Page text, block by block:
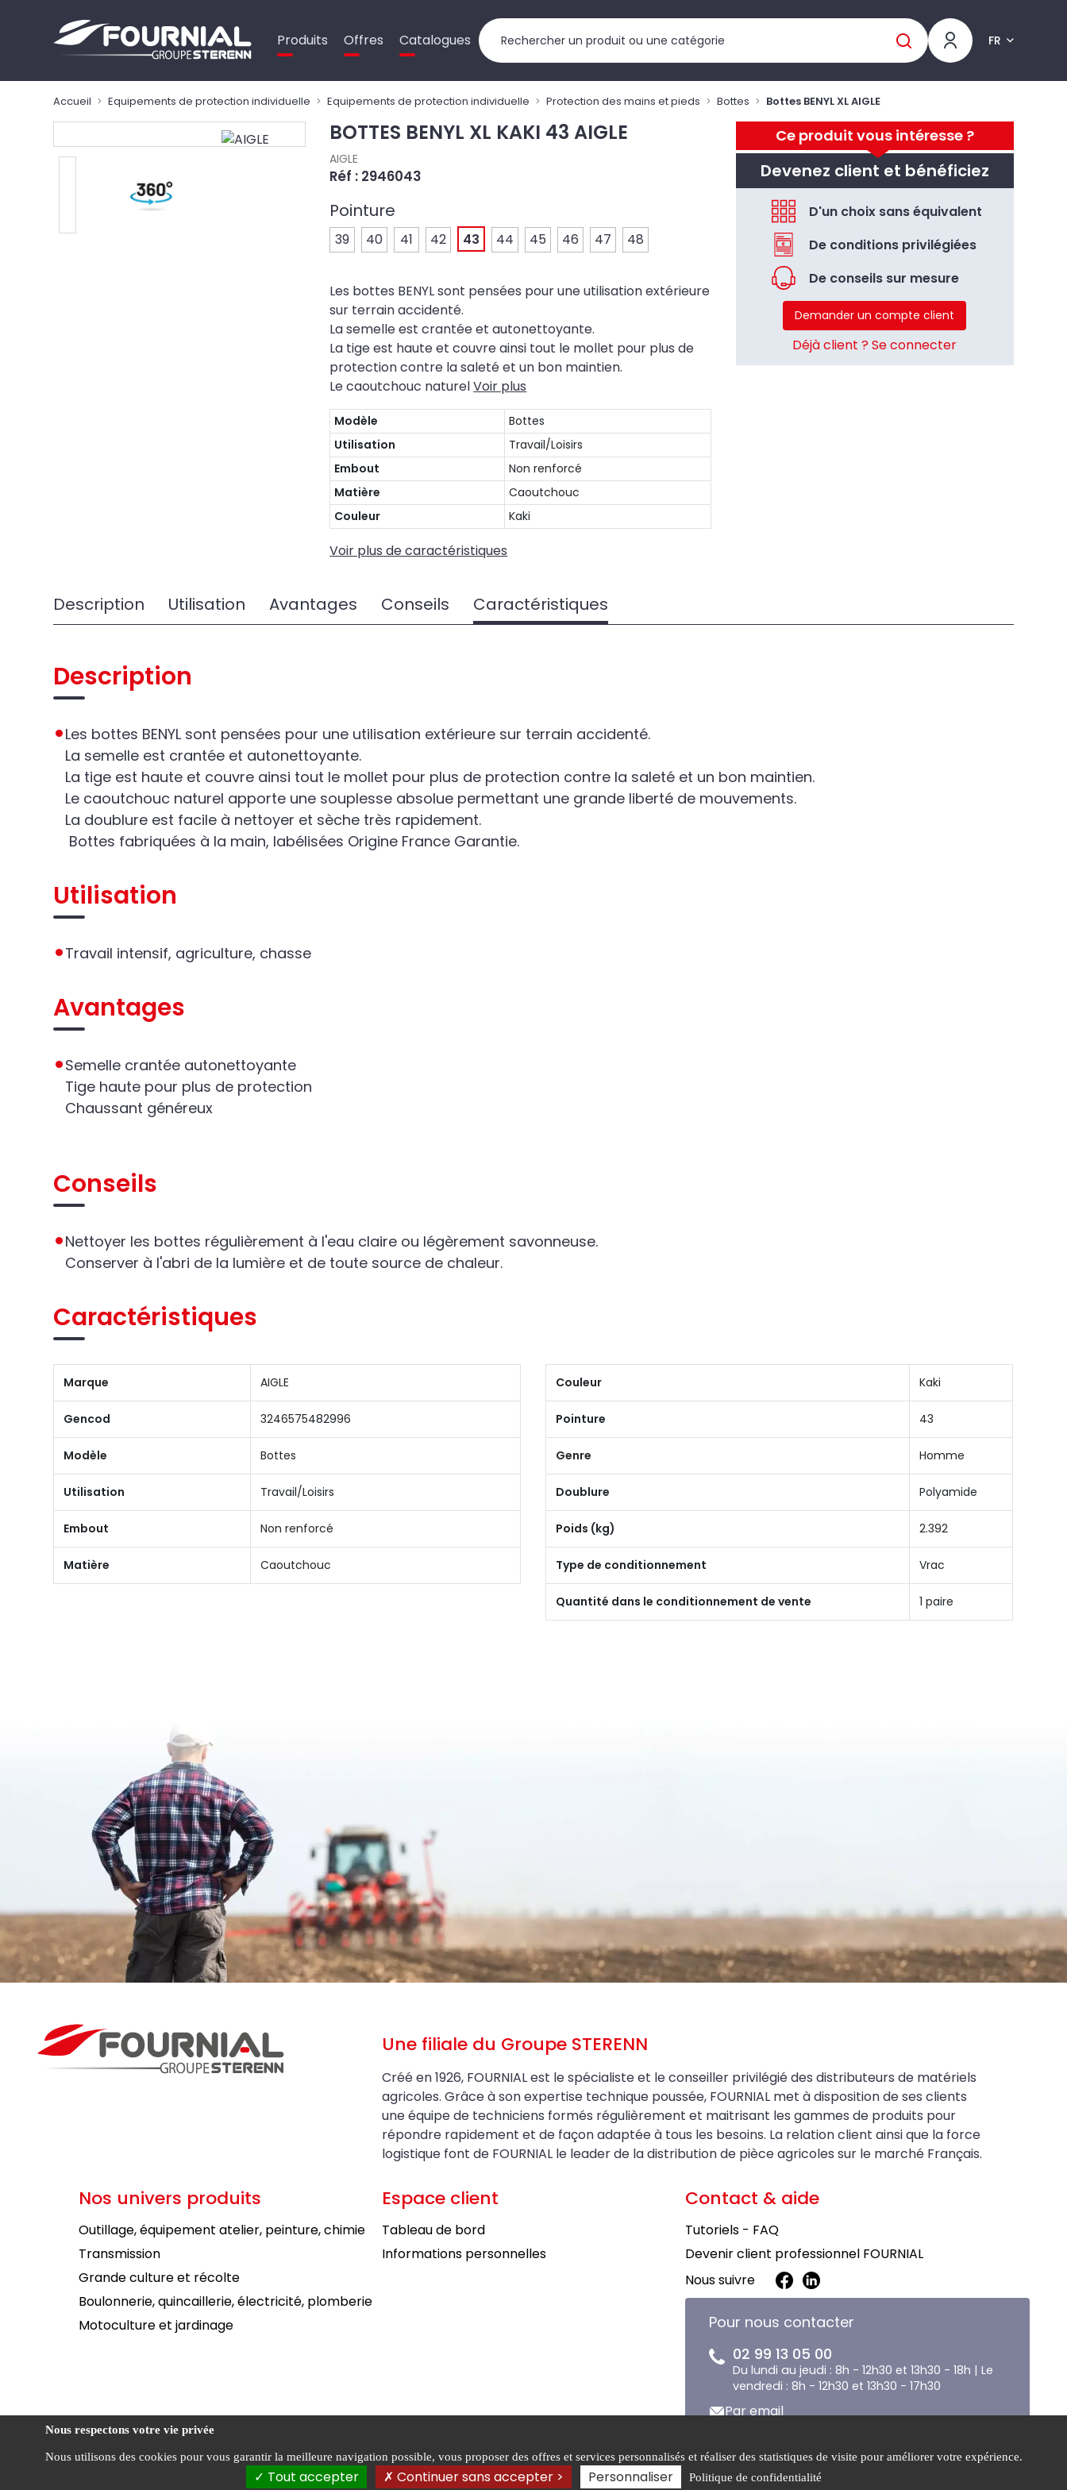
Produits Offres Catalogues FR
Accueil Equipements de protection individuelle Equipements de protection individuelle Protection des mains et pieds Bottes Bottes BENYL XL AIGLE
Ce produit vous intéresse ?
Devenez client et bénéficiez
D'un choix sans équivalent
De conditions privilégiées
De conseils sur mesure
Demander un compte client
Déjà client ? Se connecter
BOTTES BENYL XL KAKI 43 AIGLE
AIGLE
Réf : 2946043
Pointure
39 40 41 42 43 44 45 46 47 48
Les bottes BENYL sont pensées pour une utilisation extérieure
sur terrain accidenté.
La semelle est crantée et autonettoyante.
La tige est haute et couvre ainsi tout le mollet pour plus de
protection contre la saleté et un bon maintien.
Le caoutchouc naturelVoir plus
Modèle
Bottes
Utilisation
Travail/Loisirs
Embout
Non renforcé
Matière
Caoutchouc
Couleur
Kaki
Voir plus de caractéristiques
Description Utilisation Avantages Conseils Caractéristiques
Description
Les bottes BENYL sont pensées pour une utilisation extérieure sur terrain accidenté.
La semelle est crantée et autonettoyante.
La tige est haute et couvre ainsi tout le mollet pour plus de protection contre la saleté et un bon maintien.
Le caoutchouc naturel apporte une souplesse absolue permettant une grande liberté de mouvements.
La doublure est facile à nettoyer et sèche très rapidement.
Bottes fabriquées à la main, labélisées Origine France Garantie.
Utilisation
Travail intensif, agriculture, chasse
Avantages
Semelle crantée autonettoyante
Tige haute pour plus de protection
Chaussant généreux
Conseils
Nettoyer les bottes régulièrement à l'eau claire ou légèrement savonneuse.
Conserver à l'abri de la lumière et de toute source de chaleur.
Caractéristiques
Marque AIGLE
Gencod 3246575482996
Modèle Bottes
Utilisation Travail/Loisirs
Embout Non renforcé
Matière Caoutchouc
Couleur Kaki
Pointure 43
Genre Homme
Doublure Polyamide
Poids (kg) 2.392
Type de conditionnement Vrac
Quantité dans le conditionnement de vente 1 paire
Une filiale du Groupe STERENN
Créé en 1926, FOURNIAL est le spécialiste et le conseiller privilégié des distributeurs de matériels
agricoles. Grâce à son expertise technique poussée, FOURNIAL met à disposition de ses clients
une équipe de techniciens formés régulièrement et maitrisant les gammes de produits pour
répondre rapidement et de façon adaptée à tous les besoins. La relation client ainsi que la force
logistique font de FOURNIAL le leader de la distribution de pièce agricoles sur le marché Français.
Nos univers produits
Outillage, équipement atelier, peinture, chimie
Transmission
Grande culture et récolte
Boulonnerie, quincaillerie, électricité, plomberie
Motoculture et jardinage
Espace client
Tableau de bord
Informations personnelles
Contact & aide
Tutoriels - FAQ
Devenir client professionnel FOURNIAL
Nous suivre
Pour nous contacter
02 99 13 05 00
Du lundi au jeudi : 8h - 12h30 et 13h30 - 18h | Le
vendredi : 8h - 12h30 et 13h30 - 17h30
Par email
FOURNIAL ©
Conditions générales de
vente
Mentions
légales
Politique de
confidentialité
Gestion des
Nous respectons votre vie privée
Nous utilisons des cookies pour vous garantir la meilleure navigation possible, vous proposer des offres et services personnalisés et réaliser des statistiques de visite pour améliorer votre expérience.
Tout accepter Continuer sans accepter > Personnaliser Politique de confidentialité